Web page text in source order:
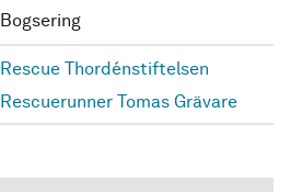
Bogsering
Rescue Thordénstiftelsen
Rescuerunner Tomas Grävare